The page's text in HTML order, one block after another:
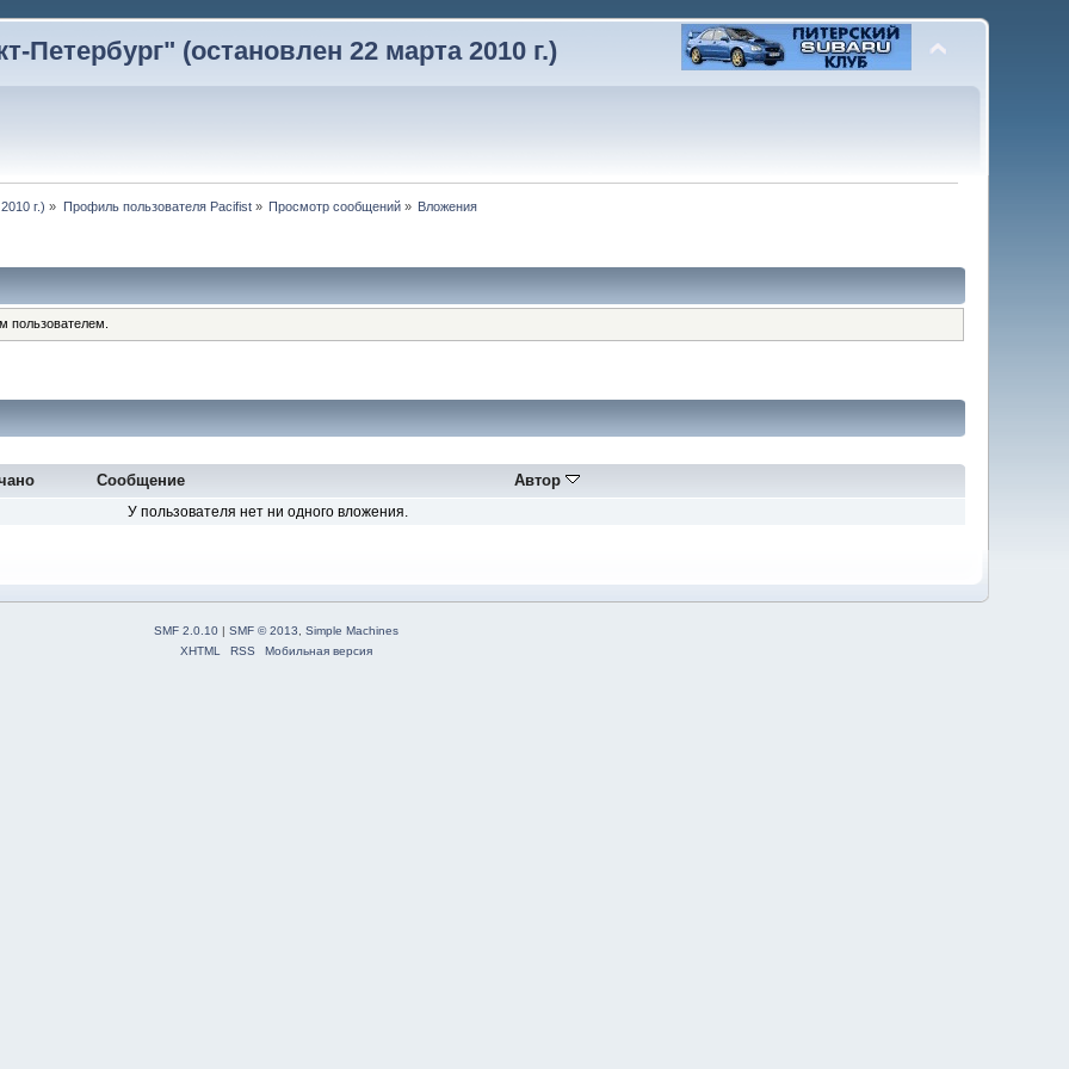
(остановлен 22 марта 2010 г.)
г.) » Профиль пользователя Pacifist» Просмотр сообщений » Вложения
пользователем.
Сообщение Автор
У пользователя нет ни одного вложения.
SMF 2.0.10 | SMF © 2013
Simple Machines
XHTML
RSS Мобильная версия